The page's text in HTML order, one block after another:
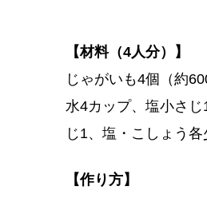
【材料（4人分）】
じゃがいも4個（約
水4カップ、塩小さ
じ1、塩・こしょう各
【作り方】